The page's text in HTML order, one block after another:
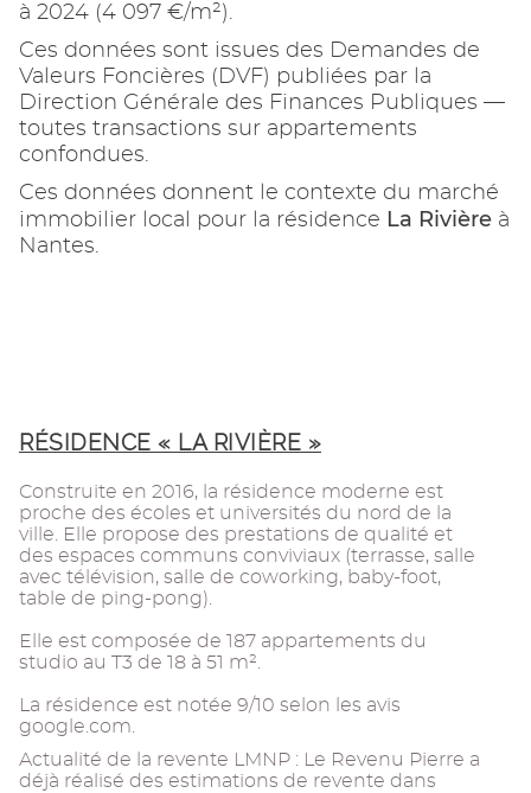
à 2024 (4 097 €/m²).
Ces données sont issues des Demandes de
Valeurs Foncières (DVF) publiées par la
Direction Générale des Finances Publiques —
toutes transactions sur appartements
confondues.
Ces données donnent le contexte du marché
immobilier local pour la résidence La Rivière à
Nantes.
RÉSIDENCE « LA RIVIÈRE »
Construite en 2016, la résidence moderne est
proche des écoles et universités du nord de la
ville. Elle propose des prestations de qualité et
des espaces communs conviviaux (terrasse, salle
avec télévision, salle de coworking, baby-foot,
table de ping-pong).
Elle est composée de 187 appartements du
studio au T3 de 18 à 51 m².
La résidence est notée 9/10 selon les avis
google.com.
Actualité de la revente LMNP : Le Revenu Pierre a
déjà réalisé des estimations de revente dans